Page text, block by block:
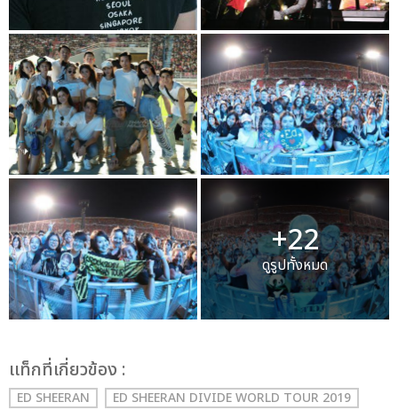
+22
ดูรูปทั้งหมด
เเท็กที่เกี่ยวข้อง :
ED SHEERAN ED SHEERAN DIVIDE WORLD TOUR 2019